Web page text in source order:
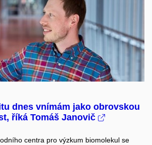
dnes vnímám jako obrovskou
říká Tomáš Janovič
centra pro výzkum biomolekul se